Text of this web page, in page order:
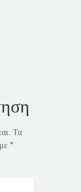
Τα
*